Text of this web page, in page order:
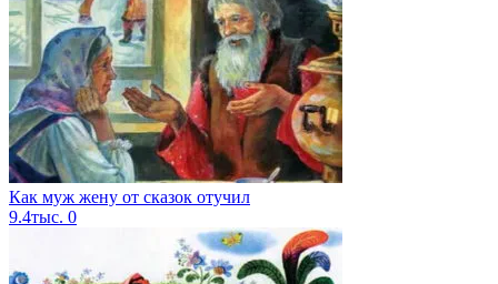
Как муж жену от сказок отучил
9.4тыс. 0